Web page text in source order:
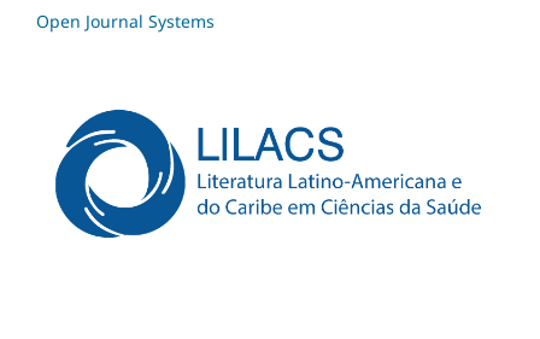
Open Journal Systems